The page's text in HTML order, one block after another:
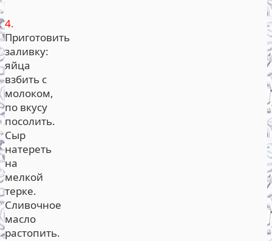
4.
Приготовить
заливку:
яйца
взбить с
молоком,
по вкусу
посолить.
Сыр
натереть
на
мелкой
терке.
Сливочное
масло
растопить.